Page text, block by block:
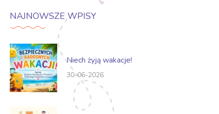
NAJNOWSZE WPISY
Niech żyją wakacje!
30-06-2026